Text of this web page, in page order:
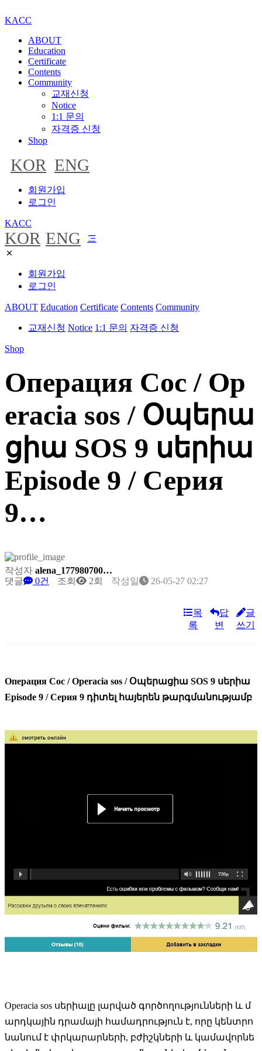
KACC
ABOUT
Education
Certificate
Contents
Community
교재신청
Notice
1:1 문의
자격증 신청
Shop
KOR ENG
회원가입
로그인
KACC
KOR ENG
회원가입
로그인
ABOUT Education Certificate Contents Community
교재신청 Notice 1:1 문의 자격증 신청
Shop
Операция Сос / Op
eracia sos / Օպերա
ցիա SOS 9 սերիա
Episode 9 / Серия
9…
작성자 alena_177980700…
댓글
0건 조회 2회 작성일 26-05-27 02:27
목
록
답
변
글
쓰기
Операция Сос / Operacia sos / Օպերացիա SOS 9 սերիա
Episode 9 / Серия 9 դիտել հայերեն թարգմանությամբ
Operacia sos սերիալը լարված գործողությունների և մ
արդկային դրամայի համադրություն է, որը կենտրո
նանում է փրկարարների, բժիշկների և կամավորնե